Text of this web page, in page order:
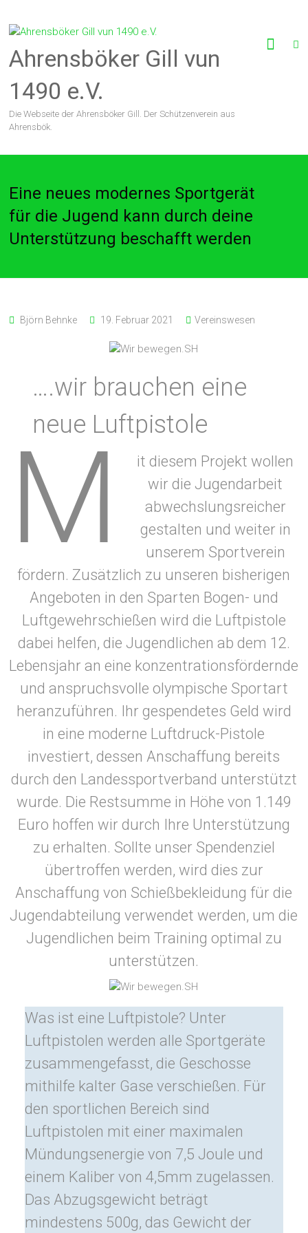
Inhalt
springen
Ahrensböker Gill vun
1490 e.V.
Die Webseite der Ahrensböker Gill. Der Schützenverein aus
Ahrensbök.
Eine neues modernes Sportgerät
für die Jugend kann durch deine
Unterstützung beschafft werden
Björn Behnke 19. Februar 2021 Vereinswesen
….wir brauchen eine
neue Luftpistole
M
it diesem Projekt wollen
wir die Jugendarbeit
abwechslungsreicher
gestalten und weiter in
unserem Sportverein
fördern. Zusätzlich zu unseren bisherigen
Angeboten in den Sparten Bogen- und
Luftgewehrschießen wird die Luftpistole
dabei helfen, die Jugendlichen ab dem 12.
Lebensjahr an eine konzentrationsfördernde
und anspruchsvolle olympische Sportart
heranzuführen. Ihr gespendetes Geld wird
in eine moderne Luftdruck-Pistole
investiert, dessen Anschaffung bereits
durch den Landessportverband unterstützt
wurde. Die Restsumme in Höhe von 1.149
Euro hoffen wir durch Ihre Unterstützung
zu erhalten. Sollte unser Spendenziel
übertroffen werden, wird dies zur
Anschaffung von Schießbekleidung für die
Jugendabteilung verwendet werden, um die
Jugendlichen beim Training optimal zu
unterstützen.
Was ist eine Luftpistole? Unter
Luftpistolen werden alle Sportgeräte
zusammengefasst, die Geschosse
mithilfe kalter Gase verschießen. Für
den sportlichen Bereich sind
Luftpistolen mit einer maximalen
Mündungsenergie von 7,5 Joule und
einem Kaliber von 4,5mm zugelassen.
Das Abzugsgewicht beträgt
mindestens 500g, das Gewicht der